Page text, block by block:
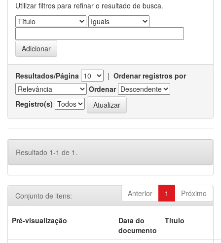
Utilizar filtros para refinar o resultado de busca.
Resultados/Página | Ordenar registros por
Ordenar
Registro(s)
Resultado 1-1 de 1.
Anterior 1 Próximo
Conjunto de itens:
Pré-visualização
Data do
documento
Título